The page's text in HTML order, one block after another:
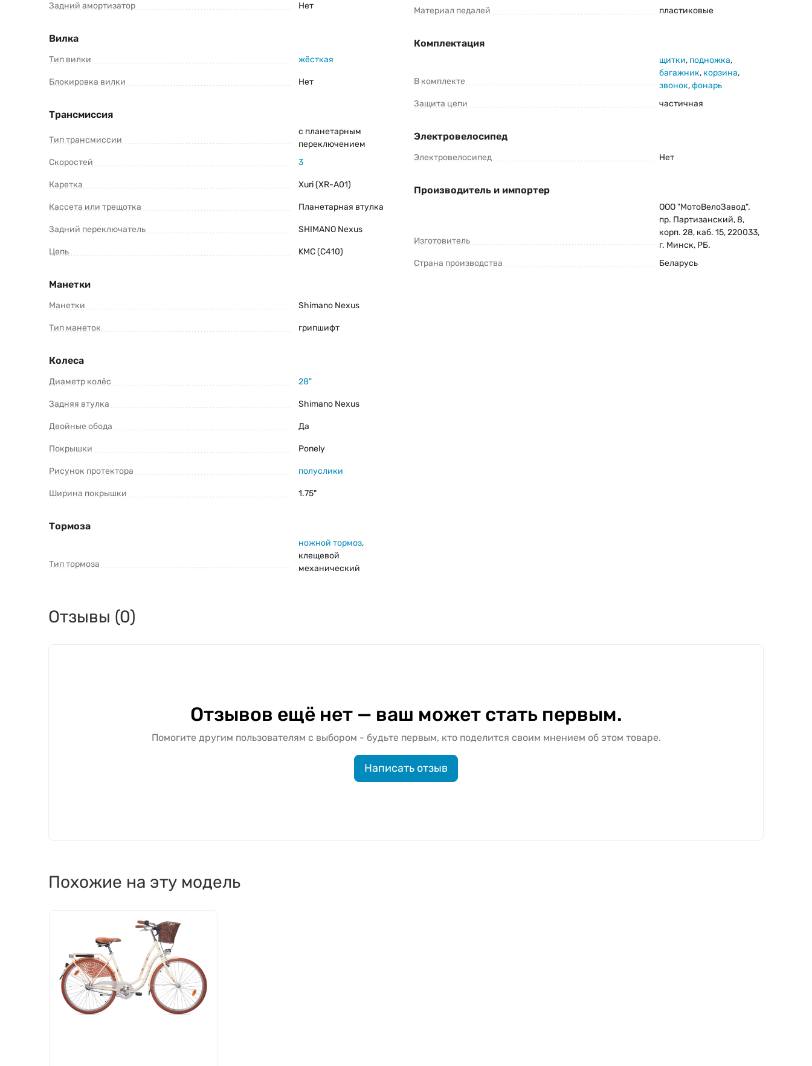
Задний амортизатор Нет
Вилка
Тип вилки жёсткая
Блокировка вилки Нет
Трансмиссия
Тип трансмиссии
с планетарным
переключением
Скоростей
3
Каретка Xuri (XR-A01)
Кассета или трещотка Планетарная втулка
Задний переключатель SHIMANO Nexus
Цепь KMC (C410)
Манетки
Манетки Shimano Nexus
Тип манеток грипшифт
Колеса
Диаметр колёс 28"
Задняя втулка Shimano Nexus
Двойные обода Да
Покрышки Ponely
Рисунок протектора полуслики
Ширина покрышки 1.75"
Тормоза
Тип тормоза
ножной тормоз,
клещевой
механический
Материал педалей пластиковые
Комплектация
В комплекте
щитки, подножка,
багажник, корзина,
звонок,фонарь
Защита цепи
частичная
Электровелосипед
Электровелосипед Нет
Производитель и импортер
Изготовитель
ООО "МотоВелоЗавод".
пр. Партизанский, 8,
корп. 28, каб. 15, 220033,
г. Минск, РБ.
Страна производства
Беларусь
Отзывы (0)
Отзывов ещё нет — ваш может стать первым.
Помогите другим пользователям с выбором - будьте первым, кто поделится своим мнением об этом товаре.
Написать отзыв
Похожие на эту модель